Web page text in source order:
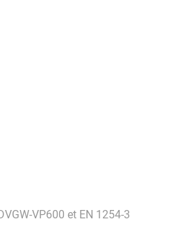
VP600 et EN 1254-3